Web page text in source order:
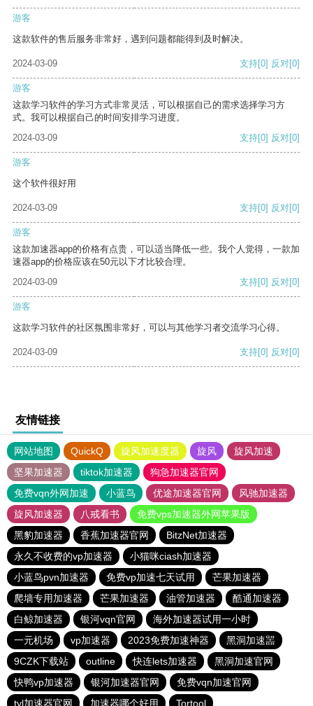
游客
这款软件的售后服务非常好，遇到问题都能得到及时解决。
2024-03-09 支持[0] 反对[0]
游客
这款学习软件的学习方式非常灵活，可以根据自己的需求选择学习方
式。我可以根据自己的时间安排学习进度。
2024-03-09
支持[0] 反对[0]
游客
这个软件很好用
2024-03-09 支持[0] 反对[0]
游客
这款加速器app的价格有点贵，可以适当降低一些。我个人觉得，一款加
速器app的价格应该在50元以下才比较合理。
2024-03-09
支持[0] 反对[0]
游客
这款学习软件的社区氛围非常好，可以与其他学习者交流学习心得。
2024-03-09 支持[0] 反对[0]
友情链接
网站地图 QuickQ 旋风加速度器 旋风
旋风加速
坚果加速器
tiktok加速器
狗急加速器官网
免费vqn外网加速
小蓝鸟 优途加速器官网
风驰加速器
旋风加速器
八戒看书
免费vps加速器外网苹果版
黑豹加速器
香蕉加速器官网
BitzNet加速器
永久不收费的vp加速器
小猫咪ciash加速器
小蓝鸟pvn加速器
免费vp加速七天试用
芒果加速器
爬墙专用加速器
芒果加速器 油管加速器
酷通加速器
白鲸加速器
银河vqn官网
海外加速器试用一小时
一元机场
vp加速器 2023免费加速神器
黑洞加速噐
9CZK下载站
outline 快连lets加速器
黑洞加速官网
快鸭vp加速器
银河加速器官网
免费vqn加速官网
tyl加速器官网
加速器哪个好用 Tortool